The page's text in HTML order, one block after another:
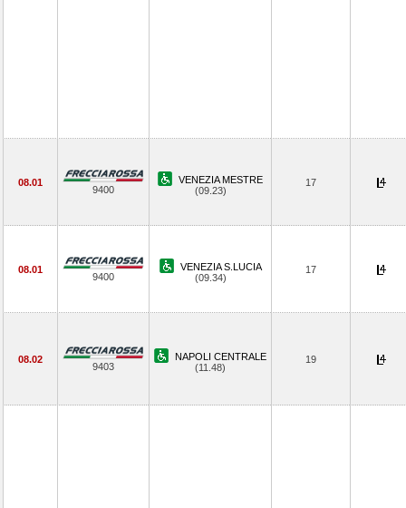
08.01
9400
VENEZIA MESTRE
(09.23)
17
08.01
9400
VENEZIA S.LUCIA
(09.34)
17
08.02
9403
NAPOLI CENTRALE
(11.48)
19